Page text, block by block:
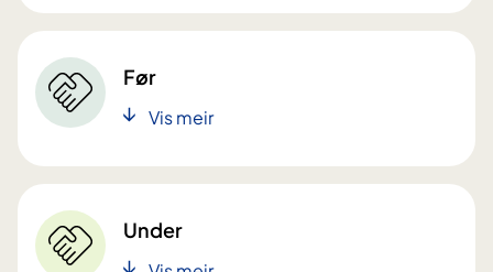
Før
Vis meir
Under